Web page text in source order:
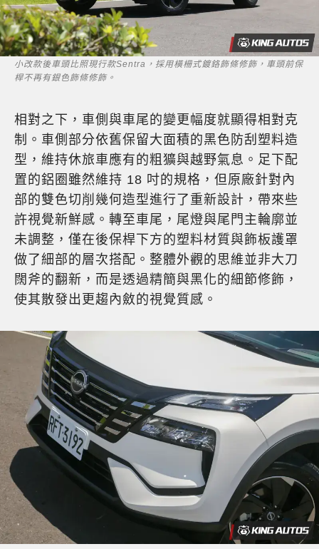
小改款後車頭比照現行款Sentra，採用橫柵式鍍鉻飾條修飾，車頭前保
桿不再有銀色飾條修飾。
相對之下，車側與車尾的變更幅度就顯得相對克
制。車側部分依舊保留大面積的黑色防刮塑料造
型，維持休旅車應有的粗獷與越野氣息。足下配
置的鋁圈雖然維持 18 吋的規格，但原廠針對內
部的雙色切削幾何造型進行了重新設計，帶來些
許視覺新鮮感。轉至車尾，尾燈與尾門主輪廓並
未調整，僅在後保桿下方的塑料材質與飾板護罩
做了細部的層次搭配。整體外觀的思維並非大刀
闊斧的翻新，而是透過精簡與黑化的細節修飾，
使其散發出更趨內斂的視覺質感。